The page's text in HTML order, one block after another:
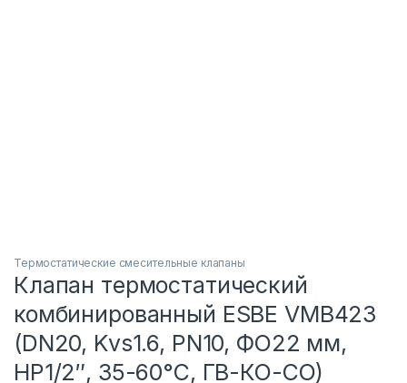
Термостатические смесительные клапаны
Клапан термостатический
комбинированный ESBE VMB423
(DN20, Kvs1.6, PN10, ФО22 мм,
НР1/2″, 35-60°C, ГВ-КО-СО)